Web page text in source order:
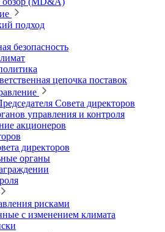
подход
безопасность
цепочка поставок
Совета директоров
управления и контроля
акционеров
директоров
органы
рисками
с изменением климата